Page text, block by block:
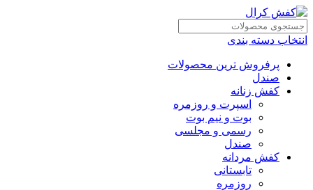
انتخاب دسته بندی
پرفروش ترین محصولات
صندل
کفش زنانه
اسپرت و روزمره
بوت و نیم بوت
رسمی و مجلسی
صندل
کفش مردانه
تابستانی
روزمره